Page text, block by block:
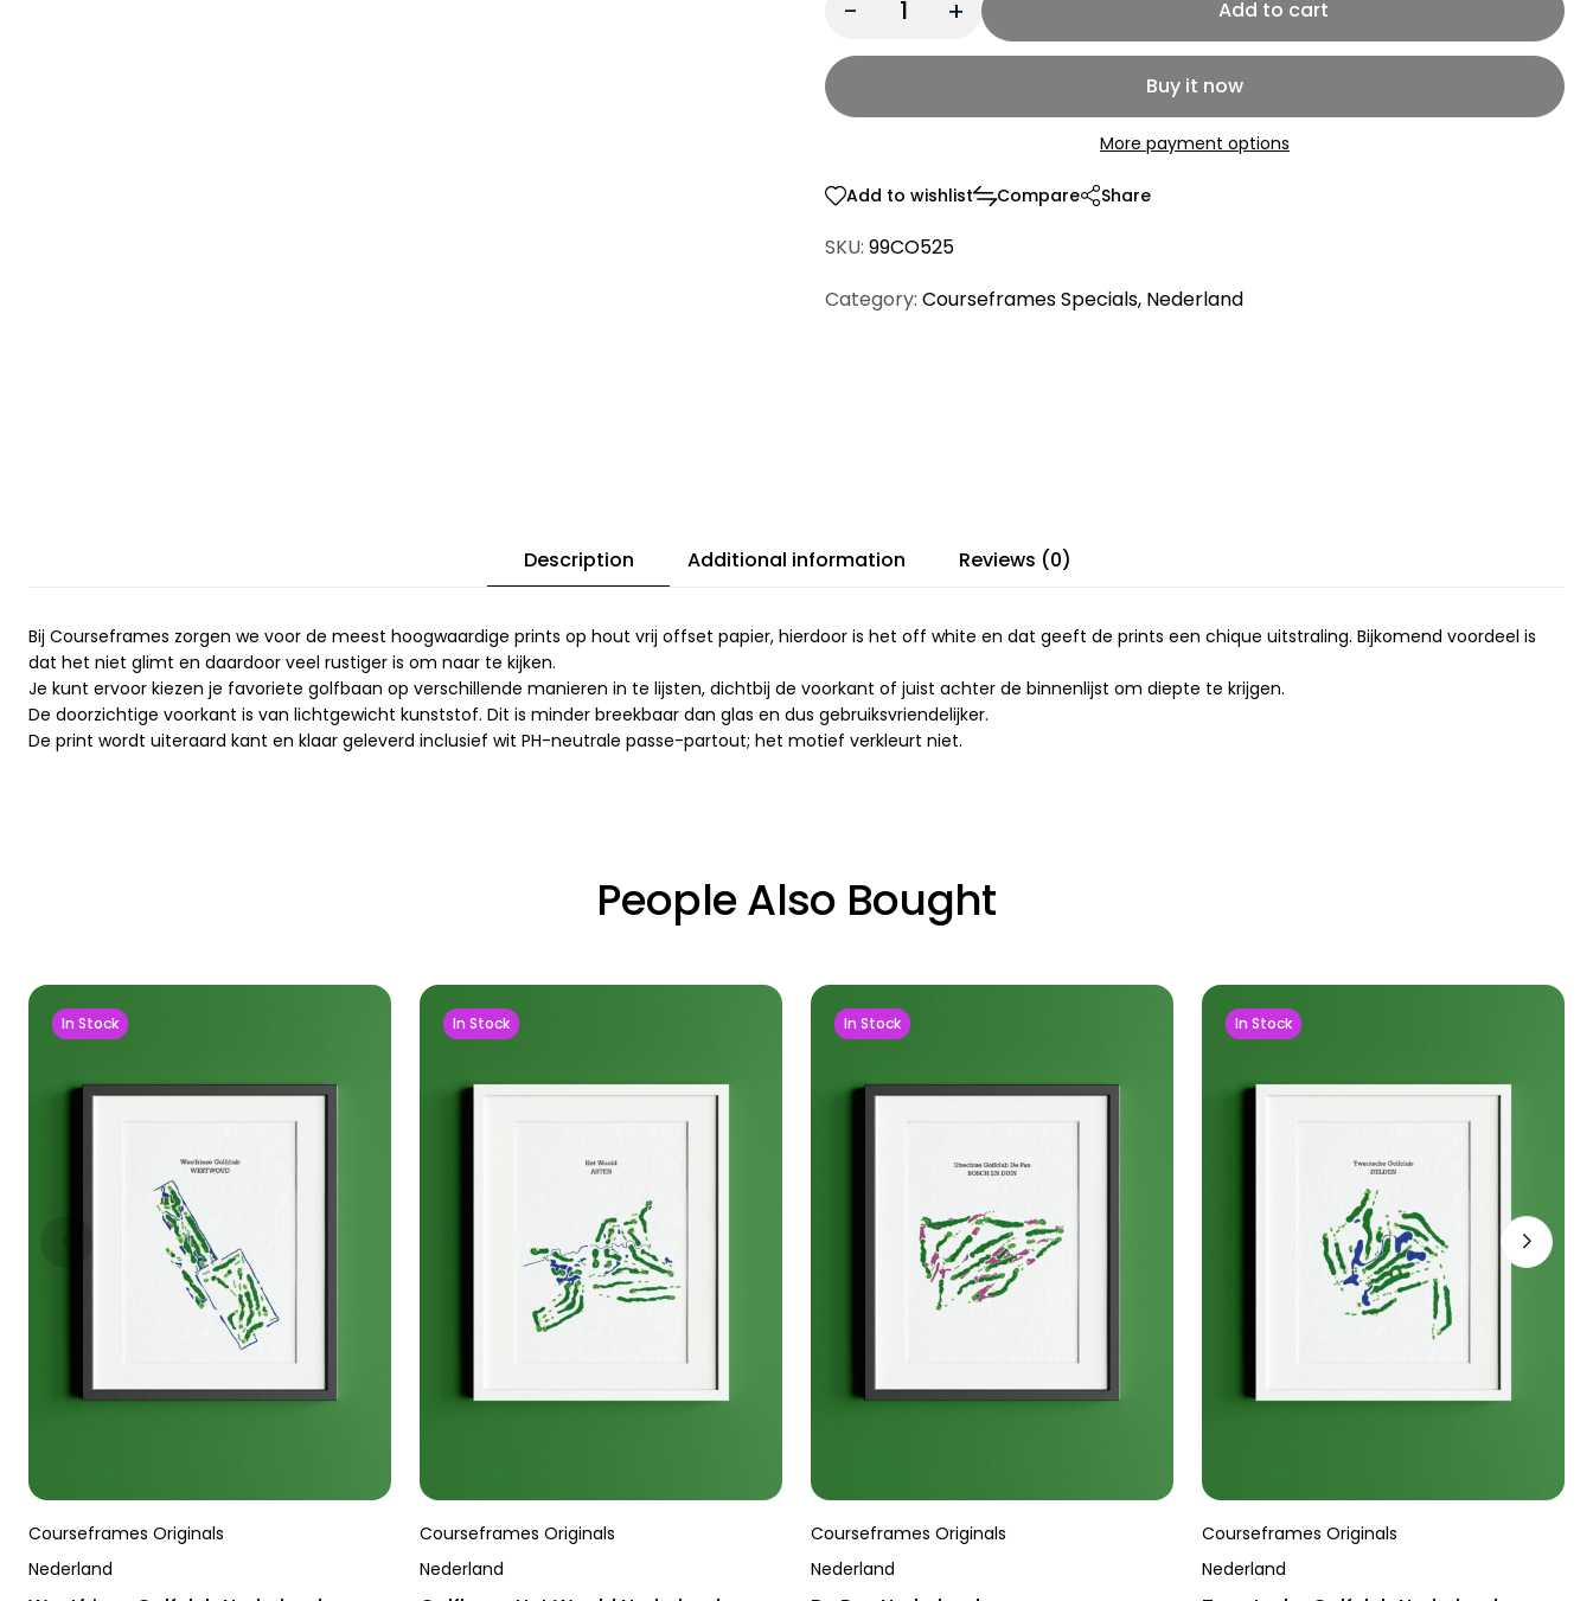
Add to cart
Buy it now
More payment options
Add to wishlist Compare Share
SKU: 99CO525
Category: Courseframes Specials, Nederland
Description Additional information Reviews (0)
Bij Courseframes zorgen we voor de meest hoogwaardige prints op hout vrij offset papier, hierdoor is het off white en dat geeft de prints een chique uitstraling. Bijkomend voordeel is
dat het niet glimt en daardoor veel rustiger is om naar te kijken.
Je kunt ervoor kiezen je favoriete golfbaan op verschillende manieren in te lijsten, dichtbij de voorkant of juist achter de binnenlijst om diepte te krijgen.
De doorzichtige voorkant is van lichtgewicht kunststof. Dit is minder breekbaar dan glas en dus gebruiksvriendelijker.
De print wordt uiteraard kant en klaar geleverd inclusief wit PH-neutrale passe-partout; het motief verkleurt niet.
People Also Bought
In Stock
Courseframes Originals
Nederland
In Stock
Courseframes Originals
Nederland
In Stock
Courseframes Originals
Nederland
In Stock
Courseframes Originals
Nederland